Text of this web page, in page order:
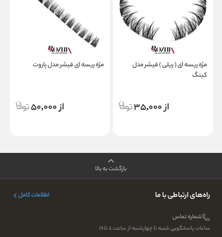
مژه ریسه ای ( ریلی ) فیشر مدل
کینگ
از 35,000
مژه ریسه ای فیشر مدل پاروت
از 50,000
بازگشت به بالا
راه‌های ارتباطی با ما اطلاعات کامل
شماره تماس
ساعات پاسخگویی شنبه تا چهارشنبه از ساعت ۸ تا ۱۹